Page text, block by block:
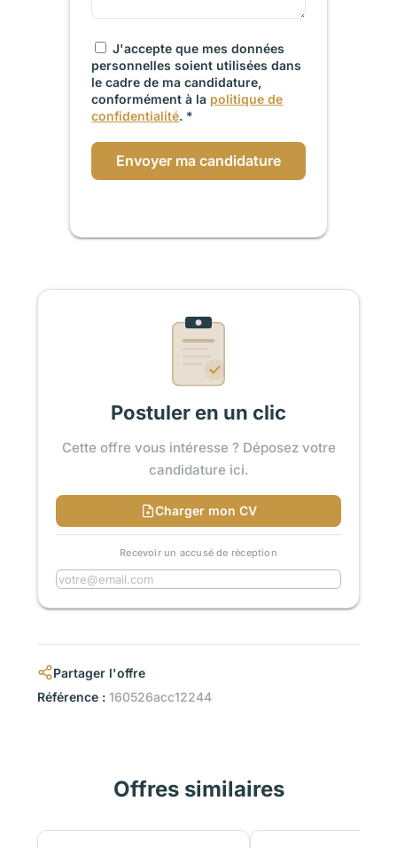
J'accepte que mes données
personnelles soient utilisées dans
le cadre de ma candidature,
conformément à la politique de
confidentialité. *
Envoyer ma candidature
Postuler en un clic
Cette offre vous intéresse ? Déposez votre
candidature ici.
Charger mon CV
Recevoir un accusé de réception
Partager l'offre
Référence : 160526acc12244
Offres similaires